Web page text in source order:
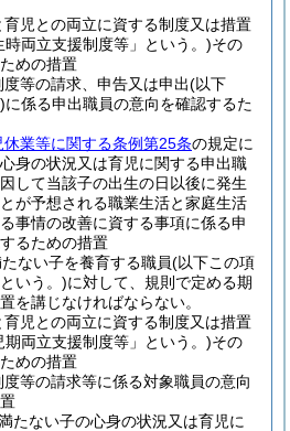
児との両立に資する制度又は措置
時両立支援制度等」という。)その
めの措置
等の請求、申告又は申出(以下
に係る申出職員の意向を確認するた
業等に関する条例第25条の規定に
身の状況又は育児に関する申出職
して当該子の出生の日以後に発生
が予想される職業生活と家庭生活
事情の改善に資する事項に係る申
るための措置
ない子を養育する職員(以下この項
いう。)に対して、規則で定める期
を講じなければならない。
児との両立に資する制度又は措置
期両立支援制度等」という。)その
めの措置
等の請求等に係る対象職員の意向
たない子の心身の状況又は育児に